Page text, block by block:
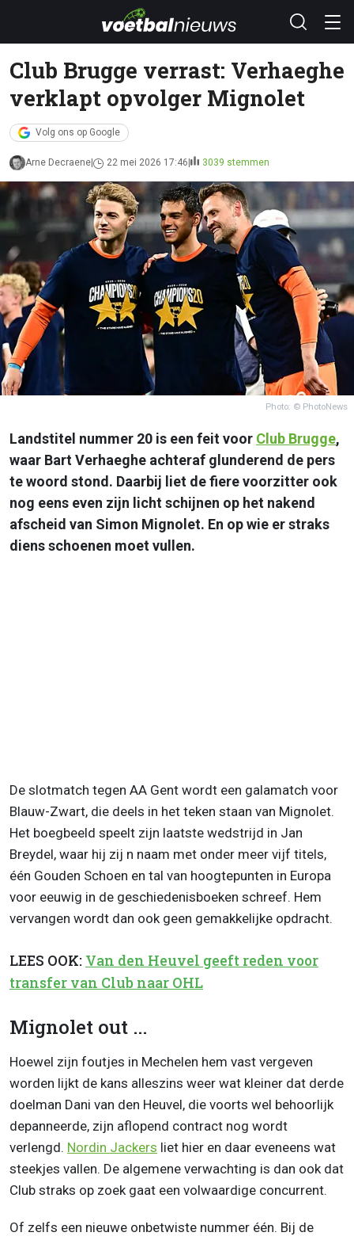
Club Brugge verrast: Verhaeghe
verklapt opvolger Mignolet
Volg ons op Google
Arne Decraene 22 mei 2026 17:46 3039 stemmen
Photo: © PhotoNews
Landstitel nummer 20 is een feit voor Club Brugge,
waar Bart Verhaeghe achteraf glunderend de pers
te woord stond. Daarbij liet de fiere voorzitter ook
nog eens even zijn licht schijnen op het nakend
afscheid van Simon Mignolet. En op wie er straks
diens schoenen moet vullen.
De slotmatch tegen AA Gent wordt een galamatch voor
Blauw-Zwart, die deels in het teken staan van Mignolet.
Het boegbeeld speelt zijn laatste wedstrijd in Jan
Breydel, waar hij zij n naam met onder meer vijf titels,
één Gouden Schoen en tal van hoogtepunten in Europa
voor eeuwig in de geschiedenisboeken schreef. Hem
vervangen wordt dan ook geen gemakkelijke opdracht.
LEES OOK: Van den Heuvel geeft reden voor
transfer van Club naar OHL
Mignolet out ...
Hoewel zijn foutjes in Mechelen hem vast vergeven
worden lijkt de kans alleszins weer wat kleiner dat derde
doelman Dani van den Heuvel, die voorts wel behoorlijk
depanneerde, zijn aflopend contract nog wordt
verlengd. Nordin Jackers liet hier en daar eveneens wat
steekjes vallen. De algemene verwachting is dan ook dat
Club straks op zoek gaat een volwaardige concurrent.
Of zelfs een nieuwe onbetwiste nummer één. Bij de